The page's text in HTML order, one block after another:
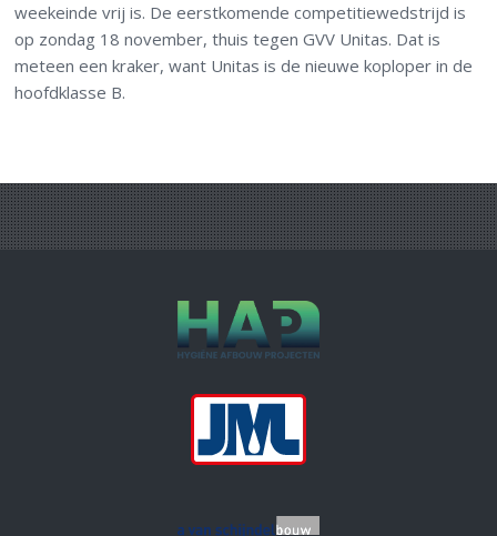
weekeinde vrij is. De eerstkomende competitiewedstrijd is
op zondag 18 november, thuis tegen GVV Unitas. Dat is
meteen een kraker, want Unitas is de nieuwe koploper in de
hoofdklasse B.